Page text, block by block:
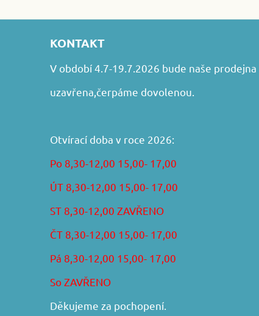
KONTAKT
V období 4.7-19.7.2026 bude naše prodejna
uzavřena,čerpáme dovolenou.
Otvírací doba v roce 2026:
Po 8,30-12,00 15,00- 17,00
ÚT 8,30-12,00 15,00- 17,00
ST 8,30-12,00 ZAVŘENO
ČT 8,30-12,00 15,00- 17,00
Pá 8,30-12,00 15,00- 17,00
So ZAVŘENO
Děkujeme za pochopení.